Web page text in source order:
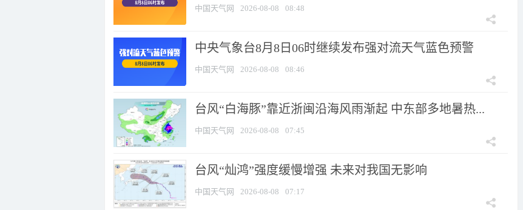
中国天气网 2026-08-08 08:48
中央气象台8月8日06时继续发布强对流天气蓝色预警
中国天气网 2026-08-08 08:46
台风“白海豚”靠近浙闽沿海风雨渐起 中东部多地暑热...
中国天气网 2026-08-08 07:45
台风“灿鸿”强度缓慢增强 未来对我国无影响
中国天气网 2026-08-08 07:17